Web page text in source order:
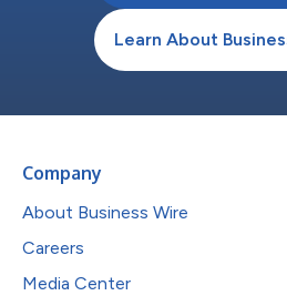
Learn About
Company
About Business Wire
Careers
Media Center